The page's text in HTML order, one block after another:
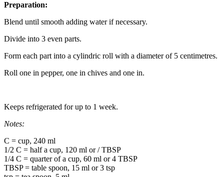
Preparation:
Blend until smooth adding water if necessary.
Divide into 3 even parts.
Form each part into a cylindric roll with a diameter of 5 centimetres.
Roll one in pepper, one in chives and one in.
Keeps refrigerated for up to 1 week.
Notes:
C = cup, 240 ml
1/2 C = half a cup, 120 ml or / TBSP
1/4 C = quarter of a cup, 60 ml or 4 TBSP
TBSP = table spoon, 15 ml or 3 tsp